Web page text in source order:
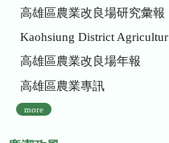
高雄區農業改良場研究彙報
Kaohsiung District Agricultural Research and Extension Station
高雄區農業改良場年報
高雄區農業專訊
more